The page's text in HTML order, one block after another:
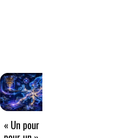
« Un pour tous, tous